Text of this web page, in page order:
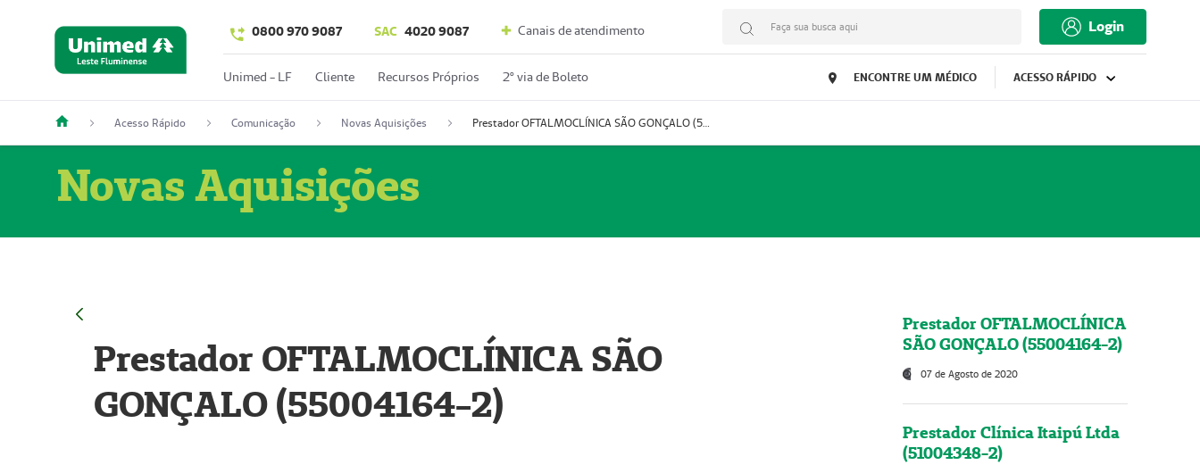
0800 970 9087 SAC 4020 9087 Canais de atendimento Faça sua busca aqui Login
Unimed - LF Cliente Recursos Próprios 2º via de Boleto ENCONTRE UM MÉDICO ACESSO RÁPIDO
Acesso Rápido Comunicação Novas Aquisições Prestador OFTALMOCLÍNICA SÃO GONÇALO (55004164-2)
Novas Aquisições
Prestador OFTALMOCLÍNICA SÃO
GONÇALO (55004164-2)
Prestador OFTALMOCLÍNICA
SÃO GONÇALO (55004164-2)
07 de Agosto de 2020
Prestador Clínica Itaipú Ltda
(51004348-2)